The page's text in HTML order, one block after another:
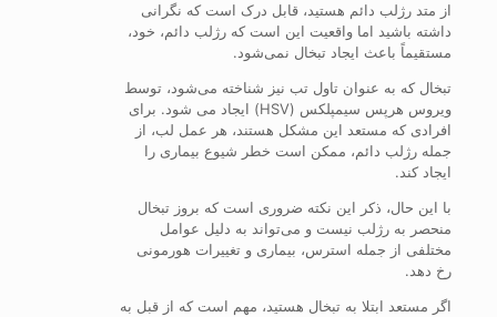
از متد رژلب دائم هستید، قابل درک است که نگرانی
داشته باشید اما واقعیت این است که رژلب دائم، خود،
مستقیماً باعث ایجاد تبخال نمی‌شود.
تبخال که به عنوان تاول تب نیز شناخته می‌شود، توسط
ویروس هرپس سیمپلکس (HSV) ایجاد می شود. برای
افرادی که مستعد این مشکل هستند، هر عمل لب، از
جمله رژلب دائم، ممکن است خطر شیوع بیماری را
ایجاد کند.
با این حال، ذکر این نکته ضروری است که بروز تبخال
منحصر به رژلب نیست و می‌تواند به دلیل عوامل
مختلفی از جمله استرس، بیماری و تغییرات هورمونی
رخ دهد.
اگر مستعد ابتلا به تبخال هستید، مهم است که از قبل به